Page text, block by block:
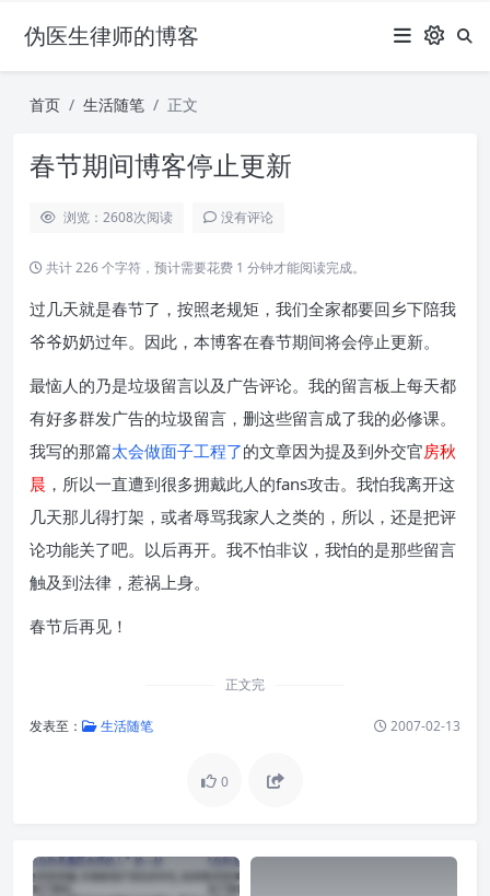
伪医生律师的博客
首页 生活随笔 正文
春节期间博客停止更新
浏览：2608次阅读 没有评论
共计 226 个字符，预计需要花费 1 分钟才能阅读完成。
过几天就是春节了，按照老规矩，我们全家都要回乡下陪我
爷爷奶奶过年。因此，本博客在春节期间将会停止更新。
最恼人的乃是垃圾留言以及广告评论。我的留言板上每天都
有好多群发广告的垃圾留言，删这些留言成了我的必修课。
我写的那篇太会做面子工程了的文章因为提及到外交官房秋
晨 ，所以一直遭到很多拥戴此人的fans攻击。我怕我离开这
几天那儿得打架，或者辱骂我家人之类的，所以，还是把评
论功能关了吧。以后再开。我不怕非议，我怕的是那些留言
触及到法律，惹祸上身。
春节后再见！
正文完
发表至： 生活随笔 2007-02-13
0